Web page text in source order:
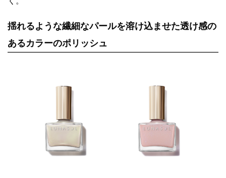
揺れるような繊細なパールを溶け込ませた透け感の
あるカラーのポリッシュ